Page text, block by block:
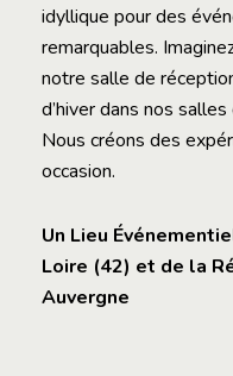
idyllique pour des
remarquables.
notre salle de
d’hiver dans nos
Nous créons des
occasion.
Un Lieu
Loire (42) et de la
Auvergne